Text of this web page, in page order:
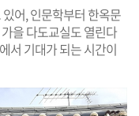
어, 인문학부터 한옥문
을 다도교실도 열린다
서 기대가 되는 시간이